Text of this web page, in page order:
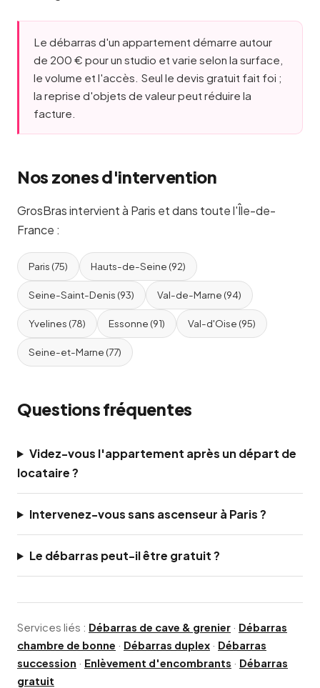
Le débarras d'un appartement démarre autour
de 200 € pour un studio et varie selon la surface,
le volume et l'accès. Seul le devis gratuit fait foi ;
la reprise d'objets de valeur peut réduire la
facture.
Nos zones d'intervention
GrosBras intervient à Paris et dans toute l'Île-de-
France :
Paris (75) Hauts-de-Seine (92)
Seine-Saint-Denis (93) Val-de-Marne (94)
Yvelines (78) Essonne (91) Val-d'Oise (95)
Seine-et-Marne (77)
Questions fréquentes
Videz-vous l'appartement après un départ de
locataire ?
Intervenez-vous sans ascenseur à Paris ?
Le débarras peut-il être gratuit ?
Services liés : Débarras de cave & grenier · Débarras
chambre de bonne · Débarras duplex · Débarras
succession · Enlèvement d'encombrants · Débarras
gratuit